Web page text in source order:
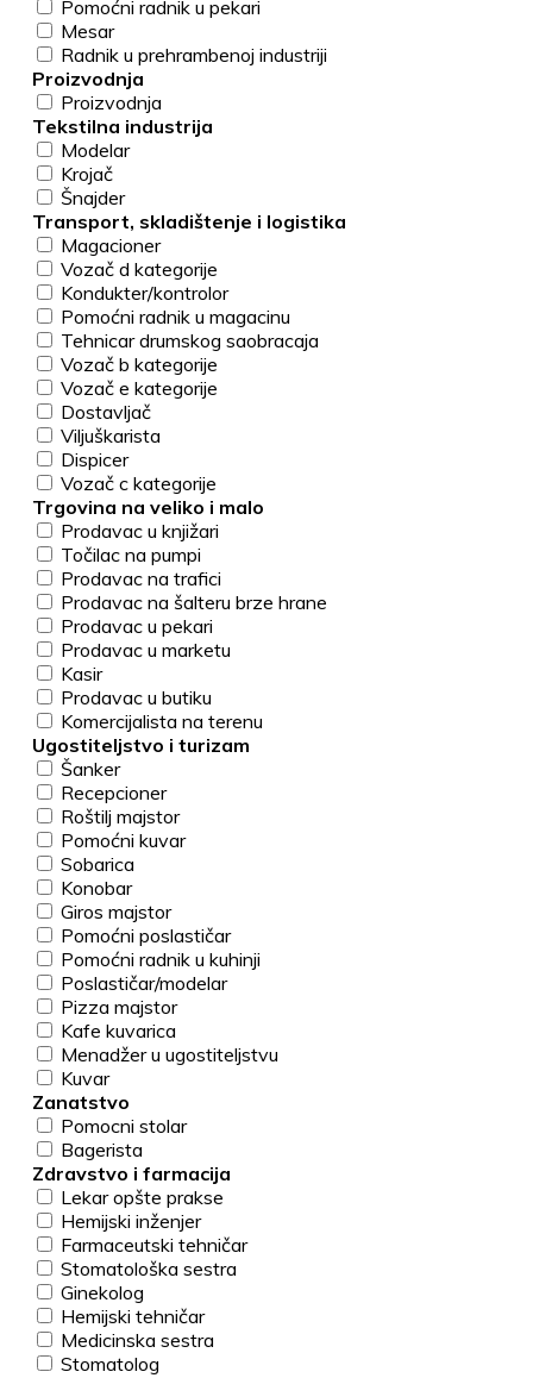
Pomoćni radnik u pekari
Mesar
Radnik u prehrambenoj industriji
Proizvodnja
Proizvodnja
Tekstilna industrija
Modelar
Krojač
Šnajder
Transport, skladištenje i logistika
Magacioner
Vozač d kategorije
Kondukter/kontrolor
Pomoćni radnik u magacinu
Tehnicar drumskog saobracaja
Vozač b kategorije
Vozač e kategorije
Dostavljač
Viljuškarista
Dispicer
Vozač c kategorije
Trgovina na veliko i malo
Prodavac u knjižari
Točilac na pumpi
Prodavac na trafici
Prodavac na šalteru brze hrane
Prodavac u pekari
Prodavac u marketu
Kasir
Prodavac u butiku
Komercijalista na terenu
Ugostiteljstvo i turizam
Šanker
Recepcioner
Roštilj majstor
Pomoćni kuvar
Sobarica
Konobar
Giros majstor
Pomoćni poslastičar
Pomoćni radnik u kuhinji
Poslastičar/modelar
Pizza majstor
Kafe kuvarica
Menadžer u ugostiteljstvu
Kuvar
Zanatstvo
Pomocni stolar
Bagerista
Zdravstvo i farmacija
Lekar opšte prakse
Hemijski inženjer
Farmaceutski tehničar
Stomatološka sestra
Ginekolog
Hemijski tehničar
Medicinska sestra
Stomatolog